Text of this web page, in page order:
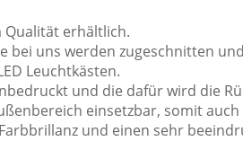
erhältlich.
bei uns werden zugeschnitten
Leuchtkästen.
und die dafür wird die
einsetzbar, somit
und einen sehr